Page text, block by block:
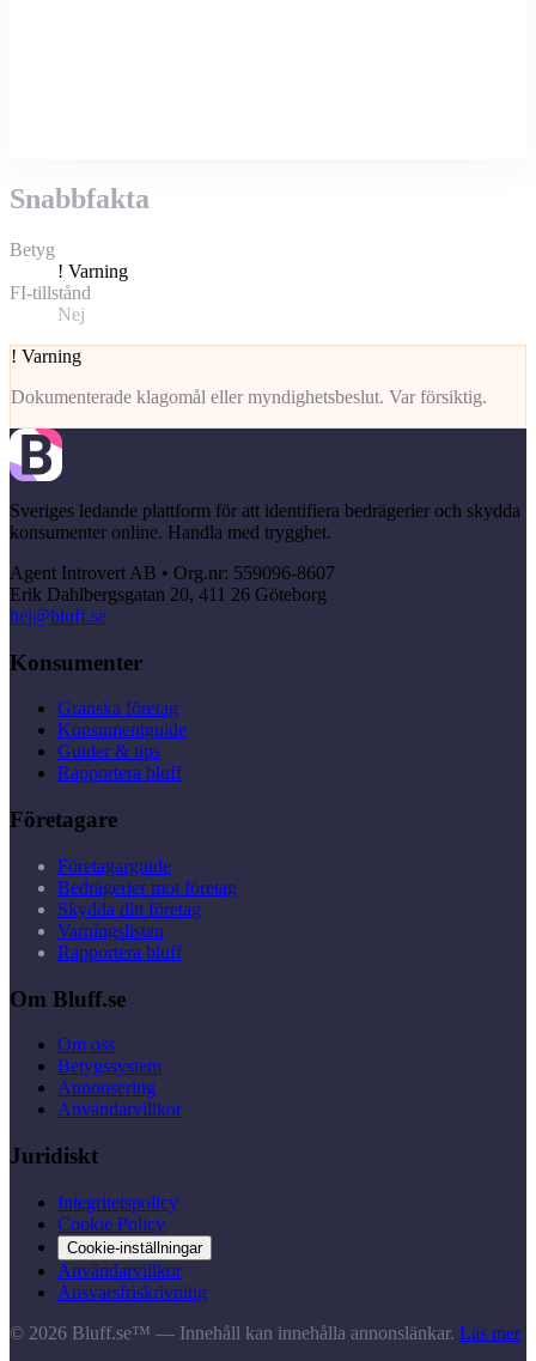
Snabbfakta
Betyg
! Varning
FI-tillstånd
Nej
! Varning
Dokumenterade klagomål eller myndighetsbeslut. Var försiktig.
Sveriges ledande plattform för att identifiera bedrägerier och skydda
konsumenter online. Handla med trygghet.
Agent Introvert AB • Org.nr: 559096-8607
Erik Dahlbergsgatan 20, 411 26 Göteborg
hej@bluff.se
Konsumenter
Granska företag
Konsumentguide
Guider & tips
Rapportera bluff
Företagare
Företagarguide
Bedrägerier mot företag
Skydda ditt företag
Varningslistan
Rapportera bluff
Om Bluff.se
Om oss
Betygssystem
Annonsering
Användarvillkor
Juridiskt
Integritetspolicy
Cookie Policy
Cookie-inställningar
Användarvillkor
Ansvarsfriskrivning
© 2026 Bluff.se™ — Innehåll kan innehålla annonslänkar. Läs mer